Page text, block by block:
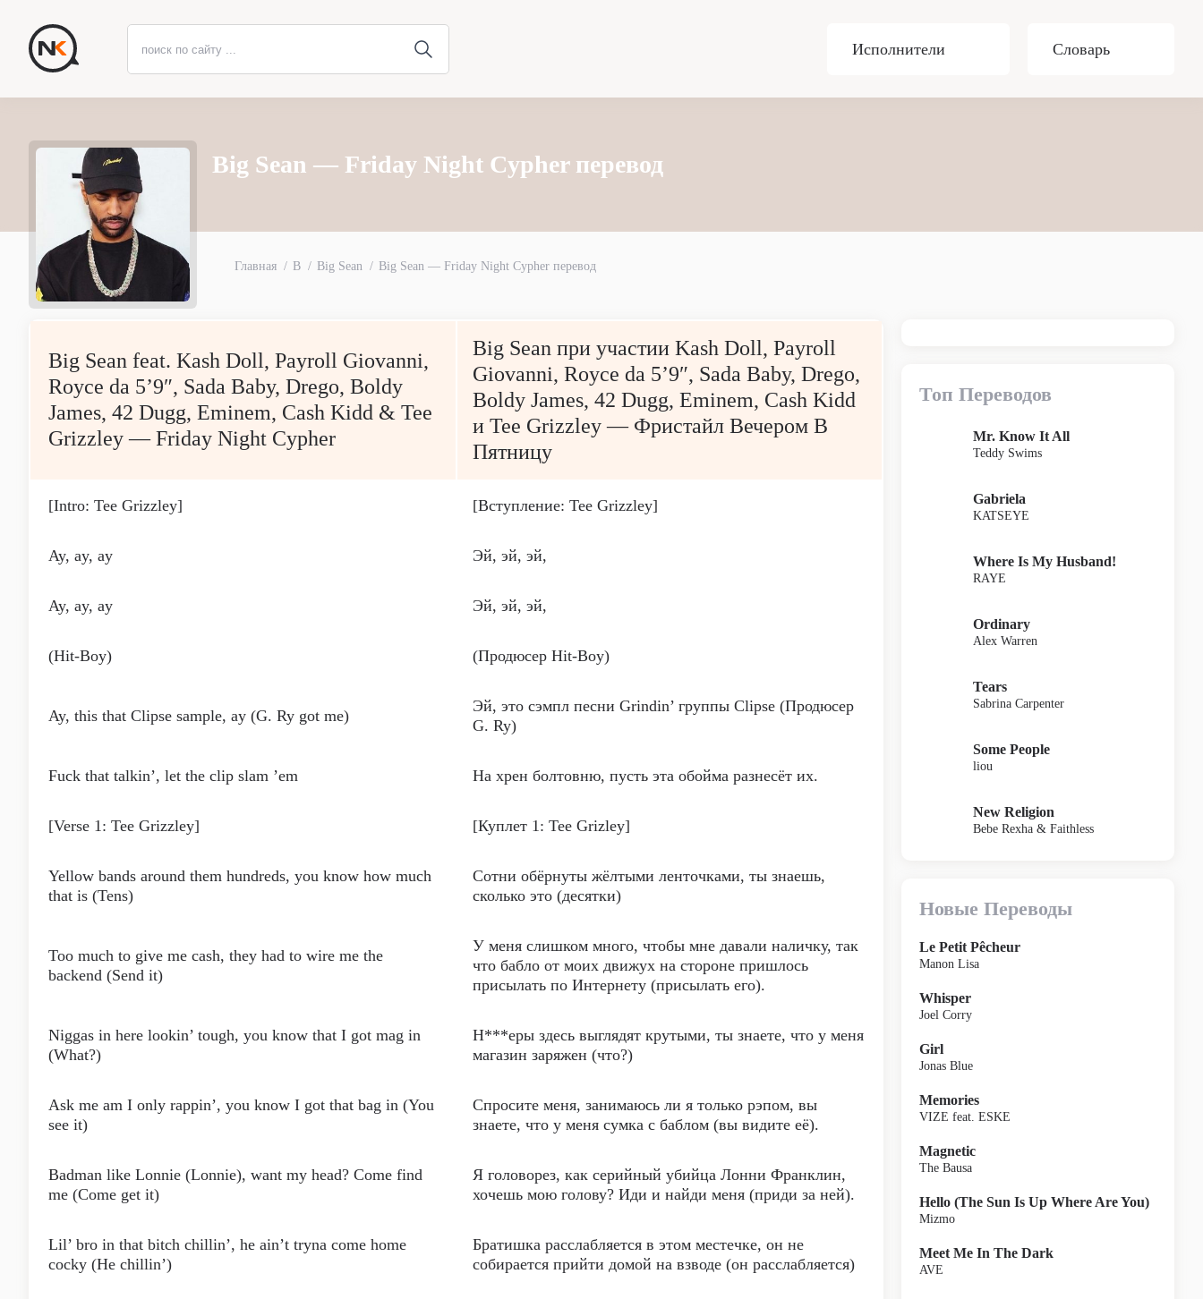
Исполнители Словарь
Big Sean — Friday Night Cypher перевод
Главная B Big Sean Big Sean — Friday Night Cypher перевод
Big Sean feat. Kash Doll, Payroll Giovanni,
Royce da 5’9″, Sada Baby, Drego, Boldy
James, 42 Dugg, Eminem, Cash Kidd & Tee
Grizzley — Friday Night Cypher
Big Sean при участии Kash Doll, Payroll
Giovanni, Royce da 5’9″, Sada Baby, Drego,
Boldy James, 42 Dugg, Eminem, Cash Kidd
и Tee Grizzley — Фристайл Вечером В
Пятницу
[Intro: Tee Grizzley] [Вступление: Tee Grizzley]
Ay, ay, ay Эй, эй, эй,
Ay, ay, ay Эй, эй, эй,
(Hit-Boy) (Продюсер Hit-Boy)
Ay, this that Clipse sample, ay (G. Ry got me)
Эй, это сэмпл песни Grindin’ группы Clipse (Продюсер
G. Ry)
Fuck that talkin’, let the clip slam ’em На хрен болтовню, пусть эта обойма разнесёт их.
[Verse 1: Tee Grizzley] [Куплет 1: Tee Grizley]
Yellow bands around them hundreds, you know how much
that is (Tens)
Сотни обёрнуты жёлтыми ленточками, ты знаешь,
сколько это (десятки)
Too much to give me cash, they had to wire me the
backend (Send it)
У меня слишком много, чтобы мне давали наличку, так
что бабло от моих движух на стороне пришлось
присылать по Интернету (присылать его).
Niggas in here lookin’ tough, you know that I got mag in
(What?)
Н***еры здесь выглядят крутыми, ты знаете, что у меня
магазин заряжен (что?)
Ask me am I only rappin’, you know I got that bag in (You
see it)
Спросите меня, занимаюсь ли я только рэпом, вы
знаете, что у меня сумка с баблом (вы видите её).
Badman like Lonnie (Lonnie), want my head? Come find
me (Come get it)
Я головорез, как серийный убийца Лонни Франклин,
хочешь мою голову? Иди и найди меня (приди за ней).
Lil’ bro in that bitch chillin’, he ain’t tryna come home
cocky (He chillin’)
Братишка расслабляется в этом местечке, он не
собирается прийти домой на взводе (он расслабляется)
Топ Переводов
Mr. Know It All
Teddy Swims
Gabriela
KATSEYE
Where Is My Husband!
RAYE
Ordinary
Alex Warren
Tears
Sabrina Carpenter
Some People
liou
New Religion
Bebe Rexha & Faithless
Новые Переводы
Le Petit Pêcheur
Manon Lisa
Whisper
Joel Corry
Girl
Jonas Blue
Memories
VIZE feat. ESKE
Magnetic
The Bausa
Hello (The Sun Is Up Where Are You)
Mizmo
Meet Me In The Dark
AVE